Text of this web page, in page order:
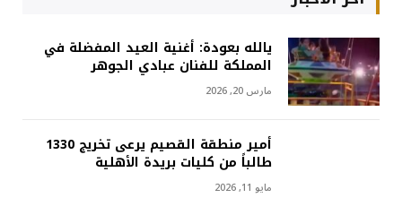
يالله بعودة: أغنية العيد المفضلة في
المملكة للفنان عبادي الجوهر
مارس 20, 2026
أمير منطقة القصيم يرعى تخريج 1330
طالباً من كليات بريدة الأهلية
مايو 11, 2026